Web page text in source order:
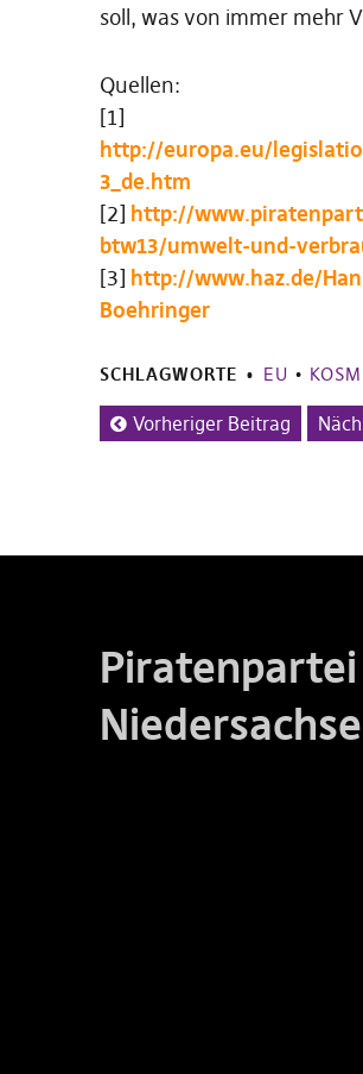
soll, was von immer mehr
Quellen:
[1]
http://europa.eu/
3_de.htm
[2] http://
btw13/umwelt-und-
[3] http://www.haz.de/
Boehringer
SCHLAGWORTE EU •
Vorheriger Beitrag
Piratenpartei